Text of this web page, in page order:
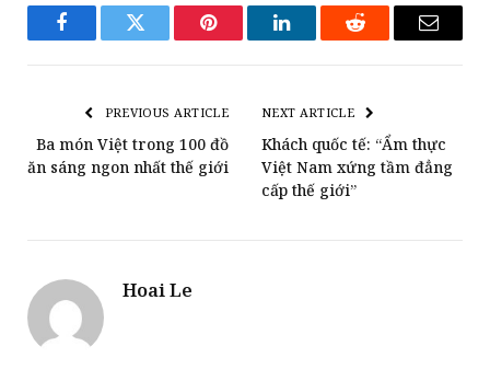
FacebookTwitter Pinterest LinkedInReddit Email
PREVIOUS ARTICLE
Ba món Việt trong 100 đồ
ăn sáng ngon nhất thế giới
NEXT ARTICLE
Khách quốc tế: “Ẩm thực
Việt Nam xứng tầm đẳng
cấp thế giới”
Hoai Le